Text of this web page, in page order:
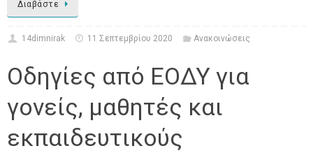
Διαβάστε
14dimnirak 11 Σεπτεμβρίου 2020 Ανακοινώσεις
Οδηγίες από ΕΟΔΥ για
γονείς, μαθητές και
εκπαιδευτικούς